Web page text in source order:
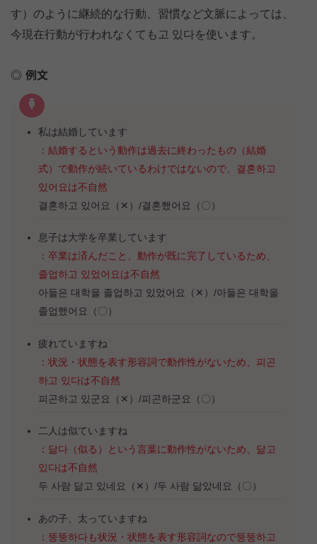
す）のように継続的な行動、習慣など文脈によっては、
今現在行動が行われなくても고 있다を使います。
例文
私は結婚しています
：結婚するという動作は過去に終わったもの（結婚
式）で動作が続いているわけではないので、결혼하고
있어요は不自然
결혼하고 있어요（✕）/결혼했어요（〇）
息子は大学を卒業しています
：卒業は済んだこと、動作が既に完了しているため、
졸업하고 있었어요は不自然
아들은 대학을 졸업하고 있었어요（✕）/아들은 대학을
졸업했어요（〇）
疲れていますね
：状況・状態を表す形容詞で動作性がないため、피곤
하고 있다は不自然
피곤하고 있군요（✕）/피곤하군요（〇）
二人は似ていますね
：닮다（似る）という言葉に動作性がないため、닮고
있다は不自然
두 사람 닮고 있네요（✕）/두 사람 닮았네요（〇）
あの子、太っていますね
：뚱뚱하다も状況・状態を表す形容詞なので뚱뚱하고